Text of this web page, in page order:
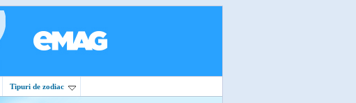
Tipuri de zodiac